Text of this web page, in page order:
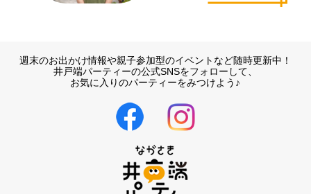
週末のお出かけ情報や親子参加型のイベントなど随時更新中！
井戸端パーティーの公式SNSをフォローして、
お気に入りのパーティーをみつけよう♪